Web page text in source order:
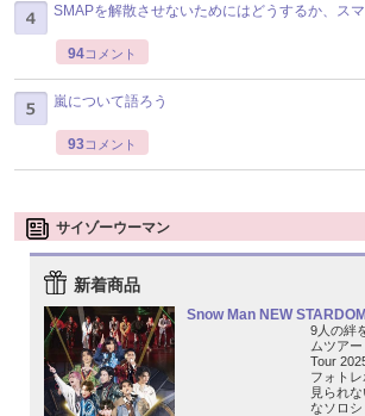
SMAPを解散させないためにはどうするか、ス
94コメント
嵐について語ろう
93コメント
サイゾーウーマン
新着商品
Snow Man NEW STARDOM
9人の絆
ムツア
Tour
フォト
見られ
なソロシ